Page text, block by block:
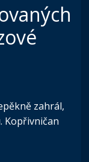
zahrál,
Kopřivničan